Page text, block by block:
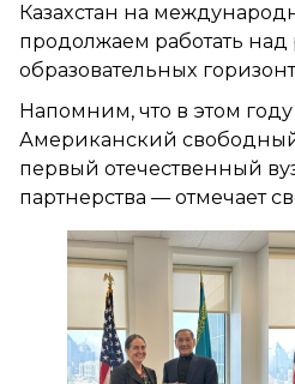
Казахстан на
продолжаем работать
образовательных
Напомним, что в этом году
Американский
первый отечественный
партнерства — отмечает